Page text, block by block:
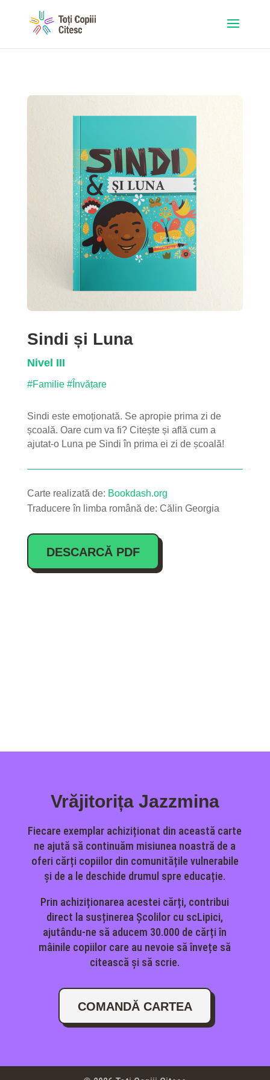
Sindi și Luna
Nivel III
#Familie #Învățare
Sindi este emoționată. Se apropie prima zi de
școală. Oare cum va fi? Citește și află cum a
ajutat-o Luna pe Sindi în prima ei zi de școală!
Carte realizată de: Bookdash.org
Traducere în limba română de: Călin Georgia
DESCARCĂ PDF
Vrăjitorița Jazzmina
Fiecare exemplar achiziționat din această carte
ne ajută să continuăm misiunea noastră de a
oferi cărți copiilor din comunitățile vulnerabile
și de a le deschide drumul spre educație.
Prin achiziționarea acestei cărți, contribui
direct la susținerea Școlilor cu scLipici,
ajutându-ne să aducem 30.000 de cărți în
mâinile copiilor care au nevoie să învețe să
citească și să scrie.
COMANDĂ CARTEA